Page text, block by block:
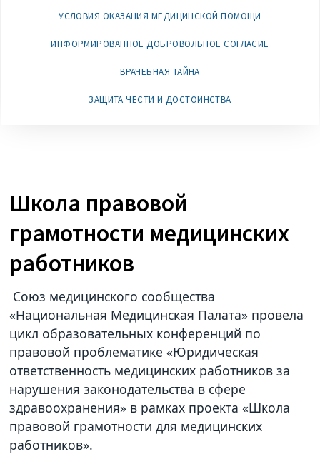
УСЛОВИЯ ОКАЗАНИЯ МЕДИЦИНСКОЙ ПОМОЩИ
ИНФОРМИРОВАННОЕ ДОБРОВОЛЬНОЕ СОГЛАСИЕ
ВРАЧЕБНАЯ ТАЙНА
ЗАЩИТА ЧЕСТИ И ДОСТОИНСТВА
Школа правовой
грамотности медицинских
работников
Союз медицинского сообщества
«Национальная Медицинская Палата» провела
цикл образовательных конференций по
правовой проблематике «Юридическая
ответственность медицинских работников за
нарушения законодательства в сфере
здравоохранения» в рамках проекта «Школа
правовой грамотности для медицинских
работников».